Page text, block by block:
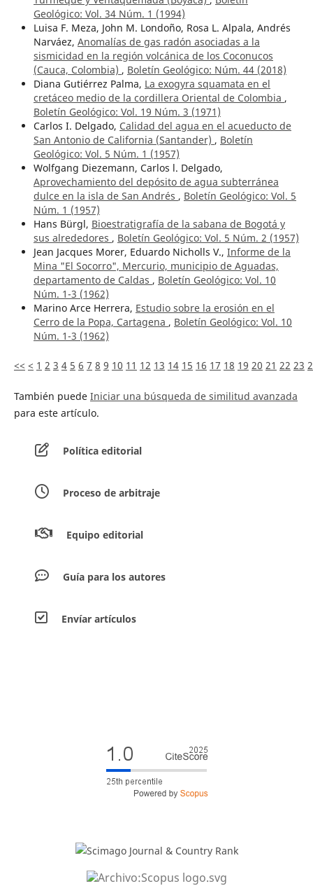
Geológico: Vol. 34 Núm. 1 (1994)
Luisa F. Meza, John M. Londoño, Rosa L. Alpala, Andrés
Narváez, Anomalías de gas radón asociadas a la
sismicidad en la región volcánica de los Coconucos
(Cauca, Colombia) , Boletín Geológico: Núm. 44 (2018)
Diana Gutiérrez Palma, La exogyra squamata en el
cretáceo medio de la cordillera Oriental de Colombia ,
Boletín Geológico: Vol. 19 Núm. 3 (1971)
Carlos I. Delgado, Calidad del agua en el acueducto de
San Antonio de California (Santander) , Boletín
Geológico: Vol. 5 Núm. 1 (1957)
Wolfgang Diezemann, Carlos l. Delgado,
Aprovechamiento del depósito de agua subterránea
dulce en la isla de San Andrés , Boletín Geológico: Vol. 5
Núm. 1 (1957)
Hans Bürgl, Bioestratigrafía de la sabana de Bogotá y
sus alrededores , Boletín Geológico: Vol. 5 Núm. 2 (1957)
Jean Jacques Morer, Eduardo Nicholls V., Informe de la
Mina "El Socorro", Mercurio, municipio de Aguadas,
departamento de Caldas , Boletín Geológico: Vol. 10
Núm. 1-3 (1962)
Marino Arce Herrera, Estudio sobre la erosión en el
Cerro de la Popa, Cartagena , Boletín Geológico: Vol. 10
Núm. 1-3 (1962)
<< < 1 2 3 4 5 6 7 8 9 10 11 12 13 14 15 16 17 18 19 20 21 22 23
También puede Iniciar una búsqueda de similitud avanzada
para este artículo.
Política editorial
Proceso de arbitraje
Equipo editorial
Guía para los autores
Envíar artículos